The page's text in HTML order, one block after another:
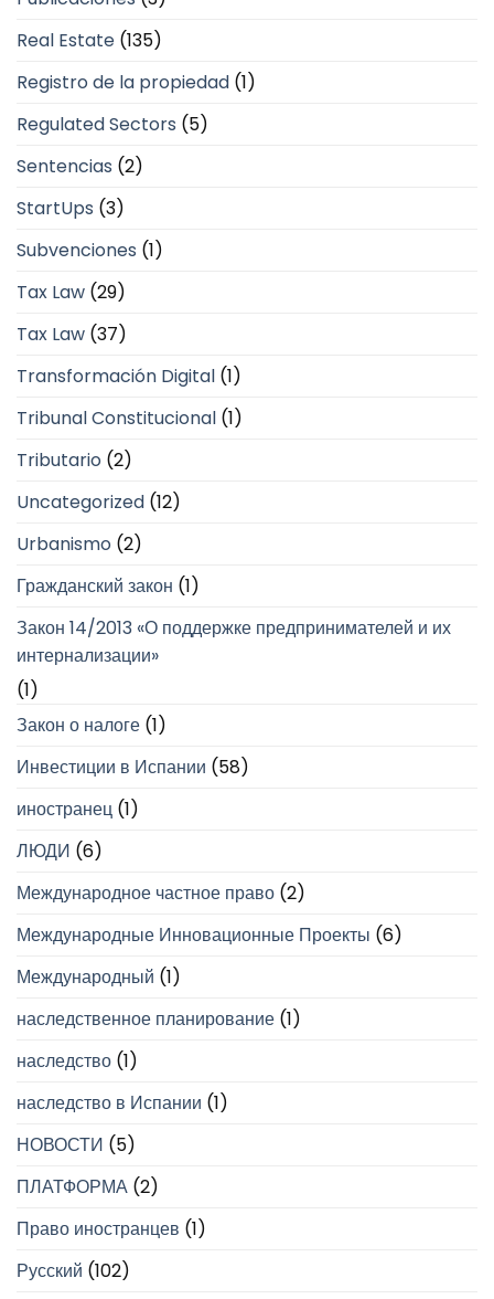
Real Estate (135)
Registro de la propiedad (1)
Regulated Sectors (5)
Sentencias (2)
StartUps (3)
Subvenciones (1)
Tax Law (29)
Tax Law (37)
Transformación Digital (1)
Tribunal Constitucional (1)
Tributario (2)
Uncategorized (12)
Urbanismo (2)
Гражданский закон (1)
Закон 14/2013 «О поддержке предпринимателей и их
интернализации»
(1)
Закон о налоге (1)
Инвестиции в Испании (58)
иностранец (1)
ЛЮДИ (6)
Международное частное право (2)
Международные Инновационные Проекты (6)
Международный (1)
наследственное планирование (1)
наследство (1)
наследство в Испании (1)
НОВОСТИ (5)
ПЛАТФОРМА (2)
Право иностранцев (1)
Русский (102)